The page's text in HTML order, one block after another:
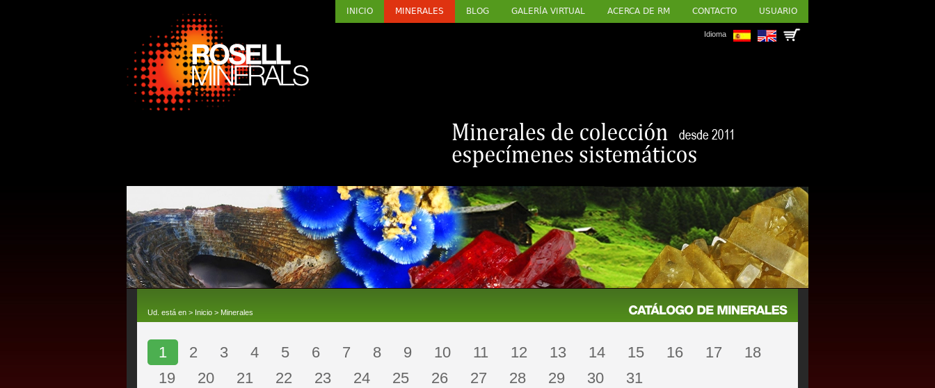
INICIO MINERALES BLOG GALERÍA VIRTUAL ACERCA DE RM CONTACTO USUARIO
Idioma
Ud. está en > Inicio > Minerales
1 2 3 4 5 6 7 8 9 10 11 12 13 14 15 16 17
18
19
20 21 22 23 24 25 26 27 28 29 30 31